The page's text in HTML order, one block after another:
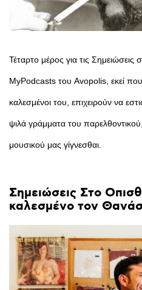
Τέταρτο μέρος για τις
MyPodcasts του Avopolis, εκεί
καλεσμένοι του, επιχειρούν να
ψιλά γράμματα του
μουσικού μας γίγνεσθαι.
Σημειώσεις Στο
καλεσμένο τον